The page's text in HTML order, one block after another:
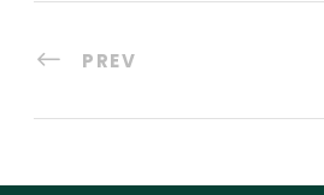
PREV